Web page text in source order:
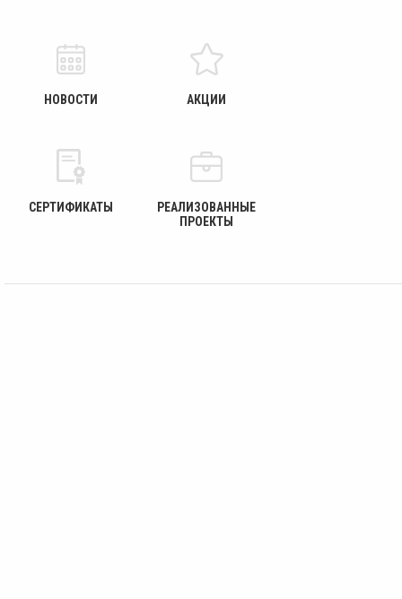
НОВОСТИ АКЦИИ
СЕРТИФИКАТЫ
РЕАЛИЗОВАННЫЕ
ПРОЕКТЫ